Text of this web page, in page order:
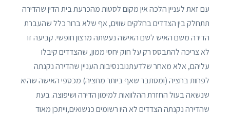
עם זאת לעניין הלכה אין מקום לסטות מהכרעת בית הדין שהדירה
תתחלק בין הצדדים בחלקים שווים, אף שלא ברור כלל שהעברת
הדירה משם האיש לשם האישה נעשתה מרצון חופשי. קביעה זו
לא צריכה להתבסס רק על חוק יחסי ממון, שהצדדים קיבלו
עליהם, אלא מאחר שלדעתנובנסיבות העניין שהדירה נקנתה
לפחות בחציה (ומסתבר שאף ביותר מחציה) מכספי האישה שהיא
שנשאה בעול החזרת ההלוואות למימון הדירה ושיפוצה. בעת
שהדירה נקנתה הצדדים לא היו רשומים כנשואים,וייתכן מאוד